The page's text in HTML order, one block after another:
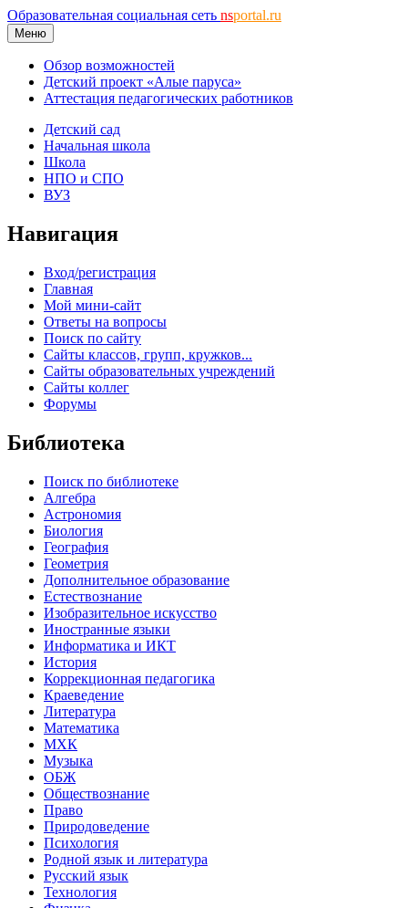
Образовательная социальная сеть nsportal.ru
Меню
Обзор возможностей
Детский проект «Алые паруса»
Аттестация педагогических работников
Детский сад
Начальная школа
Школа
НПО и СПО
ВУЗ
Навигация
Вход/регистрация
Главная
Мой мини-сайт
Ответы на вопросы
Поиск по сайту
Сайты классов, групп, кружков...
Сайты образовательных учреждений
Сайты коллег
Форумы
Библиотека
Поиск по библиотеке
Алгебра
Астрономия
Биология
География
Геометрия
Дополнительное образование
Естествознание
Изобразительное искусство
Иностранные языки
Информатика и ИКТ
История
Коррекционная педагогика
Краеведение
Литература
Математика
МХК
Музыка
ОБЖ
Обществознание
Право
Природоведение
Психология
Родной язык и литература
Русский язык
Технология